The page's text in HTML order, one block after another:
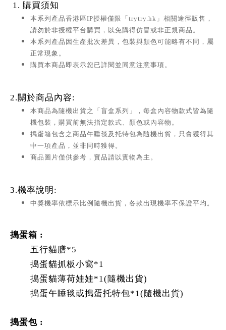
1. 購買須知
本系列產品香港區IP授權僅限「trytry.hk」相關途徑販售，
請勿於非授權平台購買，以免購得仿冒或非正規商品。
本系列產品因生產批次差異，包裝與顏色可能略有不同，屬
正常現象。
購買本商品即表示您已詳閱並同意注意事項。
2.關於商品內容:
本商品為隨機出貨之「盲盒系列」，每盒內容物款式皆為隨
機包裝，購買前無法指定款式、顏色或內容物。
搗蛋箱包含之商品午睡毯及托特包為隨機出貨，只會獲得其
中一項產品，並非同時獲得。
商品圖片僅供參考，實品請以實物為主。
3.機率說明:
中獎機率依標示比例隨機出貨，各款出現機率不保證平均。
搗蛋箱 :
五行貓膳*5
搗蛋貓抓板小窩*1
搗蛋貓薄荷娃娃*1(隨機出貨)
搗蛋午睡毯或搗蛋托特包*1(隨機出貨)
搗蛋包 :